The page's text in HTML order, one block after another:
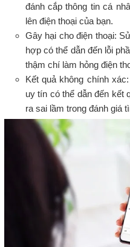
đánh cắp thông tin cá
lên điện thoại của bạn.
Gây hại cho điện thoại:
hợp có thể dẫn đến lỗi
thậm chí làm hỏng điện
Kết quả không chính
uy tín có thể dẫn đến kết
ra sai lầm trong đánh giá